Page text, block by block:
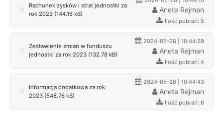
Rachunek zysków i strat jednostki za
rok 2023 (144.16 kB)
Aneta Rejman
Ilość pobrań: 5
Zestawienie zmian w funduszu
jednostki za rok 2023 (132.78 kB)
2024-05-28 | 10:44:29
Aneta Rejman
Ilość pobrań: 4
Informacja dodatkowa za rok
2023 (548.76 kB)
2024-05-28 | 10:44:43
Aneta Rejman
Ilość pobrań: 6